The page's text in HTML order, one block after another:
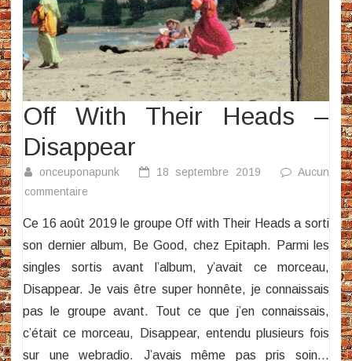
Off With Their Heads –
Disappear
onceuponapunk 18 septembre 2019
Aucun
commentaire
With
Their
Heads
–
Disappear
Ce 16 août 2019 le groupe Off with Their Heads a sorti
son dernier album, Be Good, chez Epitaph. Parmi les
singles sortis avant l’album, y’avait ce morceau,
Disappear. Je vais être super honnête, je connaissais
pas le groupe avant. Tout ce que j’en connaissais,
c’était ce morceau, Disappear, entendu plusieurs fois
sur une webradio. J’avais même pas pris soin…